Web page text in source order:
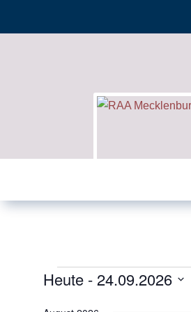
Veranstaltungen
Heute - 24.09.2026